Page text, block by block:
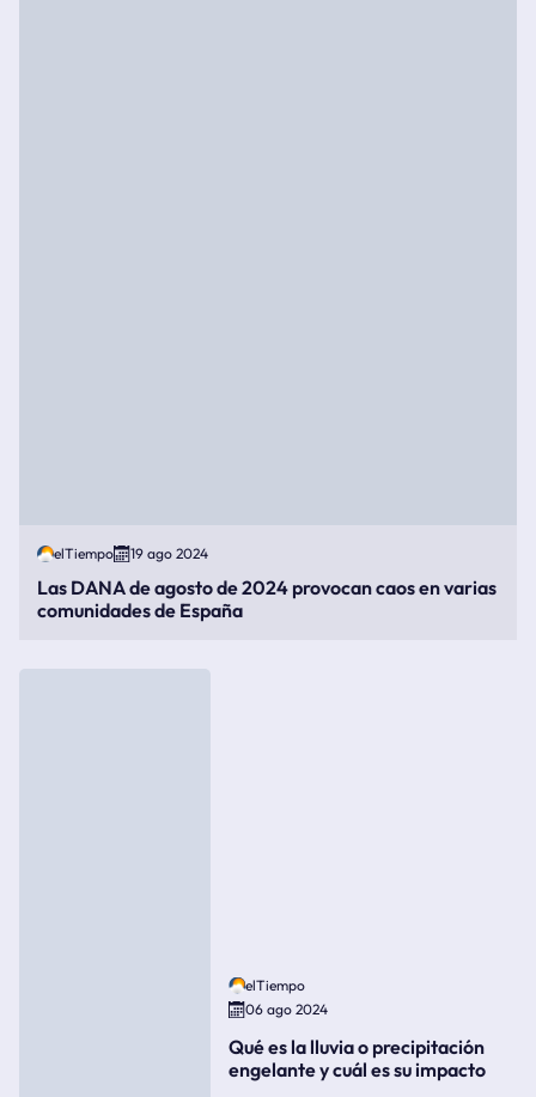
elTiempo 19 ago 2024
Las DANA de agosto de 2024 provocan caos en varias
comunidades de España
elTiempo
06 ago 2024
Qué es la lluvia o precipitación
engelante y cuál es su impacto